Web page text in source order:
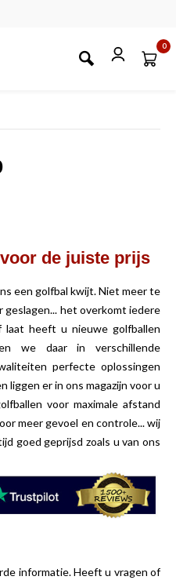
0
de juiste prijs
een golfbal kwijt. Niet meer te
het overkomt iedere
heeft u nieuwe golfballen
we daar in verschillende
perfecte oplossingen
liggen er in ons magazijn voor u
voor maximale afstand
meer gevoel en controle... wij
goed geprijsd zoals u van ons
informatie. Heeft u vragen of